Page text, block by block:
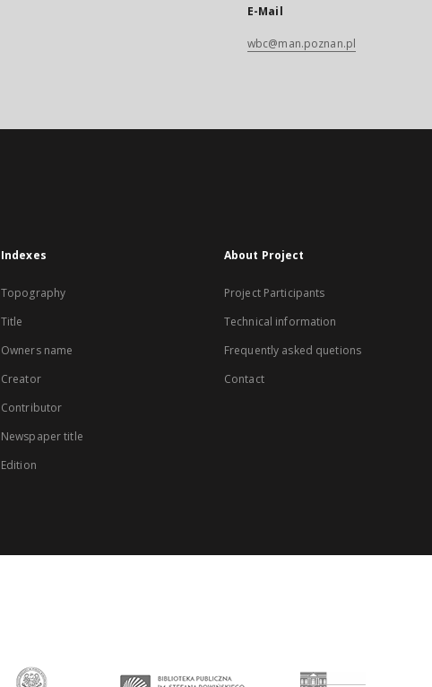
E-Mail
wbc@man.poznan.pl
Indexes
Topography
Title
Owners name
Creator
Contributor
Newspaper title
Edition
About Project
Project Participants
Technical information
Frequently asked quetions
Contact